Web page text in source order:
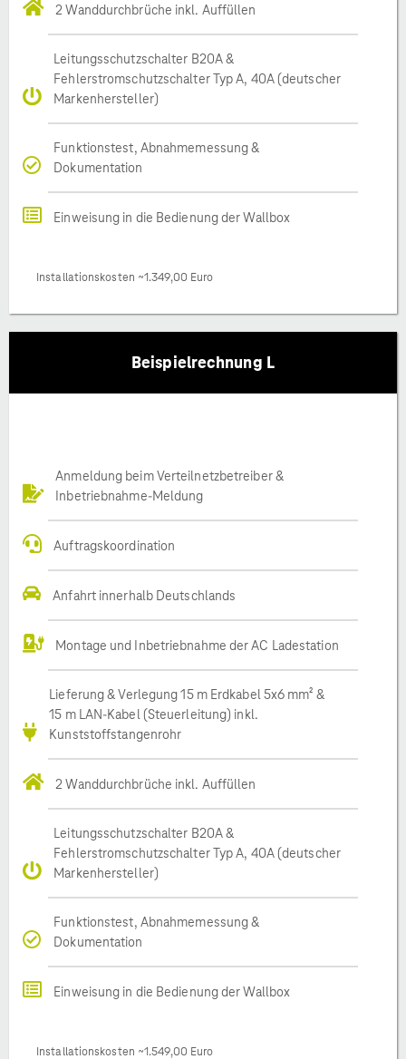
2 Wanddurchbrüche inkl. Auffüllen
Leitungsschutzschalter B20A &
Fehlerstromschutzschalter Typ A, 40A (deutscher
Markenhersteller)
Funktionstest, Abnahmemessung &
Dokumentation
Einweisung in die Bedienung der Wallbox
Installationskosten ~1.349,00 Euro
Beispielrechnung L
Anmeldung beim Verteilnetzbetreiber &
Inbetriebnahme-Meldung
Auftragskoordination
Anfahrt innerhalb Deutschlands
Montage und Inbetriebnahme der AC Ladestation
Lieferung & Verlegung 15 m Erdkabel 5x6 mm² &
15 m LAN-Kabel (Steuerleitung) inkl.
Kunststoffstangenrohr
2 Wanddurchbrüche inkl. Auffüllen
Leitungsschutzschalter B20A &
Fehlerstromschutzschalter Typ A, 40A (deutscher
Markenhersteller)
Funktionstest, Abnahmemessung &
Dokumentation
Einweisung in die Bedienung der Wallbox
Installationskosten ~1.549,00 Euro